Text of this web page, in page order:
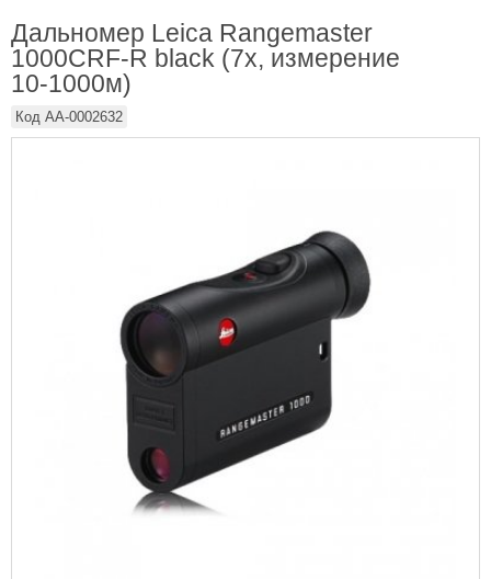
Дальномер Leica Rangemaster
1000CRF-R black (7x, измерение
10-1000м)
Код AA-0002632